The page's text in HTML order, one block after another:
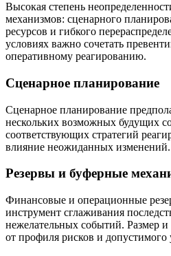
Высокая степень
механизмов: сценарного
ресурсов и гибкого
условиях важно сочетать
оперативному реагированию.
Сценарное планирование
Сценарное планирование
нескольких возможных будущих
соответствующих стратегий
влияние неожиданных изменений.
Резервы и буферные
Финансовые и операционные
инструмент сглаживания
нежелательных событий. Размер и
от профиля рисков и допустимого